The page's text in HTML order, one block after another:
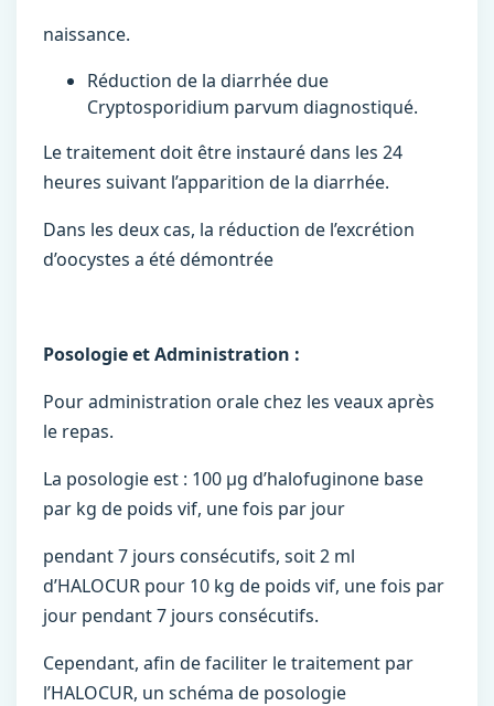
naissance.
Réduction de la diarrhée due
Cryptosporidium parvum diagnostiqué.
Le traitement doit être instauré dans les 24
heures suivant l’apparition de la diarrhée.
Dans les deux cas, la réduction de l’excrétion
d’oocystes a été démontrée
Posologie et Administration :
Pour administration orale chez les veaux après
le repas.
La posologie est : 100 μg d’halofuginone base
par kg de poids vif, une fois par jour
pendant 7 jours consécutifs, soit 2 ml
d’HALOCUR pour 10 kg de poids vif, une fois par
jour pendant 7 jours consécutifs.
Cependant, afin de faciliter le traitement par
l’HALOCUR, un schéma de posologie